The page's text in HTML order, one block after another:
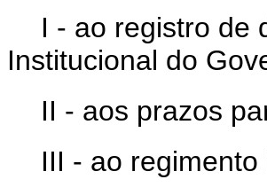
I - ao registro de
Institucional do
II - aos prazos
III - ao regimento